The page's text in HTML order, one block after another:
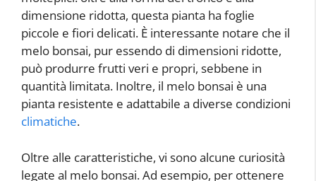
dimensione ridotta, questa pianta ha foglie
piccole e fiori delicati. È interessante notare che il
melo bonsai, pur essendo di dimensioni ridotte,
può produrre frutti veri e propri, sebbene in
quantità limitata. Inoltre, il melo bonsai è una
pianta resistente e adattabile a diverse condizioni
climatiche.
Oltre alle caratteristiche, vi sono alcune curiosità
legate al melo bonsai. Ad esempio, per ottenere